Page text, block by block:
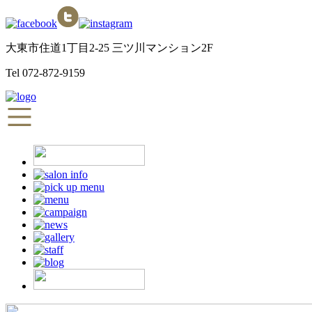
大東市住道1丁目2-25 三ツ川マンション2F
Tel 072-872-9159